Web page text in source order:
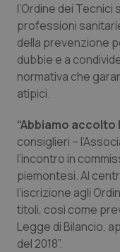
Lazio
Liguria
Lombardia
Marche
Molise
Piemonte
Provincia
Diabete &
Disturbi
Dolore
Donna &
Epatiti
HIV
Infezioni &
l’Ordine dei
professioni
della prevenzione
dubbie e a
normativa che
atipici.
“Abbiamo accolto
consiglieri –
l’incontro in
piemontesi. Al
l’iscrizione agli
titoli, così come
Legge di Bilancio,
del 2018”.